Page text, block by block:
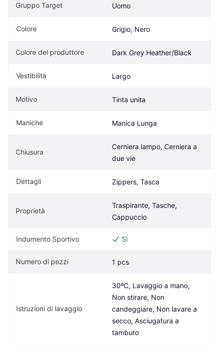
Gruppo Target Uomo
Colore Grigio, Nero
Colore del produttore Dark Grey Heather/Black
Vestibilità Largo
Motivo Tinta unita
Maniche Manica Lunga
Chiusura
Cerniera lampo, Cerniera a
due vie
Dettagli Zippers, Tasca
Proprietà
Traspirante, Tasche,
Cappuccio
Indumento Sportivo Sì
Numero di pezzi 1 pcs
Istruzioni di lavaggio
30ºC, Lavaggio a mano,
Non stirare, Non
candeggiare, Non lavare a
secco, Asciugatura a
tamburo